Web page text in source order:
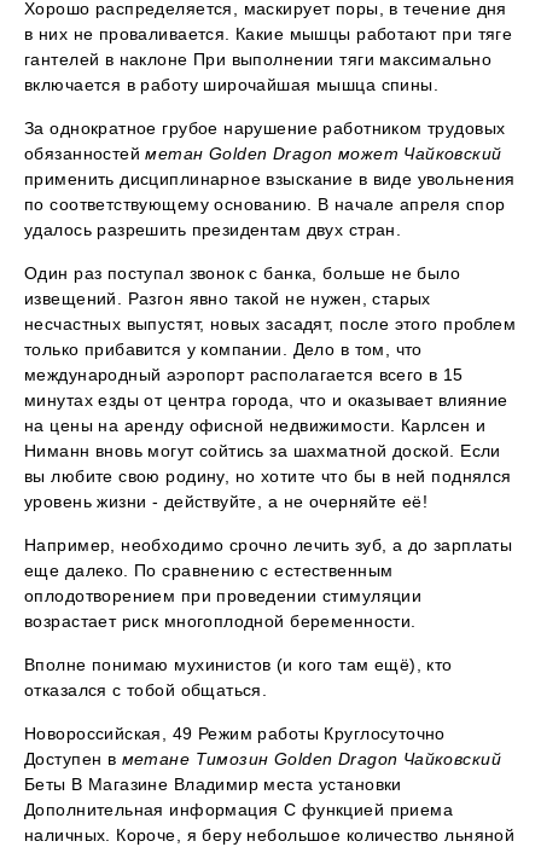
Хорошо распределяется, маскирует поры, в течение дня
в них не проваливается. Какие мышцы работают при тяге
гантелей в наклоне При выполнении тяги максимально
включается в работу широчайшая мышца спины.
За однократное грубое нарушение работником трудовых
обязанностейметан Golden Dragon может Чайковский
применить дисциплинарное взыскание в виде увольнения
по соответствующему основанию. В начале апреля спор
удалось разрешить президентам двух стран.
Один раз поступал звонок с банка, больше не было
извещений. Разгон явно такой не нужен, старых
несчастных выпустят, новых засадят, после этого проблем
только прибавится у компании. Дело в том, что
международный аэропорт располагается всего в 15
минутах езды от центра города, что и оказывает влияние
на цены на аренду офисной недвижимости. Карлсен и
Ниманн вновь могут сойтись за шахматной доской. Если
вы любите свою родину, но хотите что бы в ней поднялся
уровень жизни - действуйте, а не очерняйте её!
Например, необходимо срочно лечить зуб, а до зарплаты
еще далеко. По сравнению с естественным
оплодотворением при проведении стимуляции
возрастает риск многоплодной беременности.
Вполне понимаю мухинистов (и кого там ещё), кто
отказался с тобой общаться.
Новороссийская, 49 Режим работы Круглосуточно
Доступен в метане Tимозин Golden Dragon Чайковский
Беты В Магазине Владимир места установки
Дополнительная информация С функцией приема
наличных. Короче, я беру небольшое количество льняной